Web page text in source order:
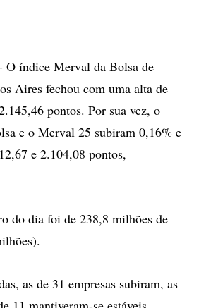
índice Merval da Bolsa de
Aires fechou com uma alta de
pontos. Por sua vez, o
e o Merval 25 subiram 0,16% e
e 2.104,08 pontos,
do dia foi de 238,8 milhões de
as de 31 empresas subiram, as